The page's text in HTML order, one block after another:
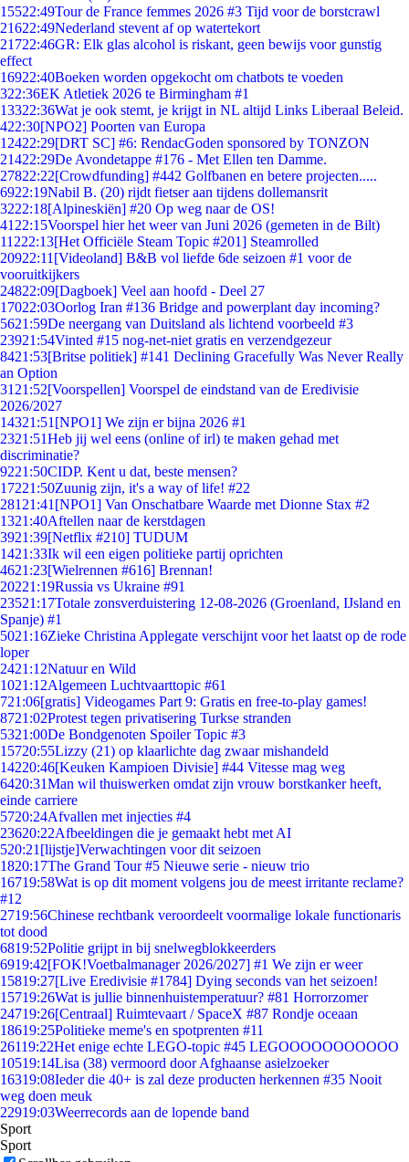
15522:49Tour de France femmes 2026 #3 Tijd voor de borstcrawl
21622:49Nederland stevent af op watertekort
21722:46GR: Elk glas alcohol is riskant, geen bewijs voor gunstig
effect
16922:40Boeken worden opgekocht om chatbots te voeden
322:36EK Atletiek 2026 te Birmingham #1
13322:36Wat je ook stemt, je krijgt in NL altijd Links Liberaal Beleid.
422:30[NPO2] Poorten van Europa
12422:29[DRT SC] #6: RendacGoden sponsored by TONZON
21422:29De Avondetappe #176 - Met Ellen ten Damme.
27822:22[Crowdfunding] #442 Golfbanen en betere projecten.....
6922:19Nabil B. (20) rijdt fietser aan tijdens dollemansrit
3222:18[Alpineskiën] #20 Op weg naar de OS!
41 22:15Voorspel hier het weer van Juni 2026 (gemeten in de Bilt)
11222:13[Het Officiële Steam Topic #201] Steamrolled
20922:11 [Videoland] B&B vol liefde 6de seizoen #1 voor de
vooruitkijkers
24822:09[Dagboek] Veel aan hoofd - Deel 27
17022:03Oorlog Iran #136 Bridge and powerplant day incoming?
5621:59De neergang van Duitsland als lichtend voorbeeld #3
23921:54Vinted #15 nog-net-niet gratis en verzendgezeur
8421:53[Britse politiek] #141 Declining Gracefully Was Never Really
an Option
31 21:52[Voorspellen] Voorspel de eindstand van de Eredivisie
2026/2027
14321:51 [NPO1] We zijn er bijna 2026 #1
2321:51Heb jij wel eens (online of irl) te maken gehad met
discriminatie?
9221:50CIDP. Kent u dat, beste mensen?
17221:50Zuunig zijn, it's a way of life! #22
281 21:41 [NPO1] Van Onschatbare Waarde met Dionne Stax #2
1321:40Aftellen naar de kerstdagen
3921:39[Netflix #210] TUDUM
1421:33Ik wil een eigen politieke partij oprichten
4621:23[Wielrennen #616] Brennan!
20221:19Russia vs Ukraine #91
23521:17Totale zonsverduistering 12-08-2026 (Groenland, IJsland en
Spanje) #1
5021:16Zieke Christina Applegate verschijnt voor het laatst op de rode
loper
2421:12Natuur en Wild
1021:12Algemeen Luchtvaarttopic #61
721:06[gratis] Videogames Part 9: Gratis en free-to-play games!
8721:02Protest tegen privatisering Turkse stranden
5321:00De Bondgenoten Spoiler Topic #3
15720:55Lizzy (21) op klaarlichte dag zwaar mishandeld
14220:46[Keuken Kampioen Divisie] #44 Vitesse mag weg
6420:31Man wil thuiswerken omdat zijn vrouw borstkanker heeft,
einde carriere
5720:24Afvallen met injecties #4
23620:22Afbeeldingen die je gemaakt hebt met AI
520:21 [lijstje]Verwachtingen voor dit seizoen
1820:17The Grand Tour #5 Nieuwe serie - nieuw trio
16719:58Wat is op dit moment volgens jou de meest irritante reclame?
#12
2719:56Chinese rechtbank veroordeelt voormalige lokale functionaris
tot dood
6819:52Politie grijpt in bij snelwegblokkeerders
6919:42[FOK!Voetbalmanager 2026/2027] #1 We zijn er weer
15819:27[Live Eredivisie #1784] Dying seconds van het seizoen!
15719:26Wat is jullie binnenhuistemperatuur? #81 Horrorzomer
24719:26[Centraal] Ruimtevaart / SpaceX #87 Rondje oceaan
18619:25Politieke meme's en spotprenten #11
26119:22Het enige echte LEGO-topic #45 LEGOOOOOOOOOOO
10519:14Lisa (38) vermoord door Afghaanse asielzoeker
16319:08Ieder die 40+ is zal deze producten herkennen #35 Nooit
weg doen meuk
22919:03Weerrecords aan de lopende band
Sport
Sport